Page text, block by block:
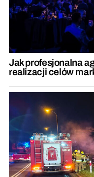
Jak profesjonalna
realizacji celów